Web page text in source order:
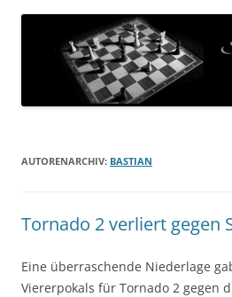
AUTORENARCHIV: BASTIAN
Tornado 2 verliert gegen
Eine überraschende Niederlage
Viererpokals für Tornado 2 gegen